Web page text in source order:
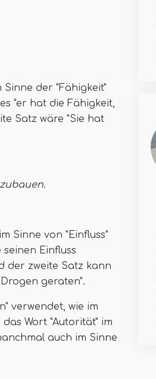
Sinne der "Fähigkeit"
"er hat die Fähigkeit,
Satz wäre "Sie hat
Sinne von "Einfluss"
Einfluss
der zweite Satz kann
geraten".
verwendet, wie im
Wort "Autorität" im
auch im Sinne